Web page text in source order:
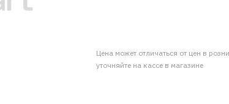
Цена может отличаться от цен в
уточняйте на кассе в магазине